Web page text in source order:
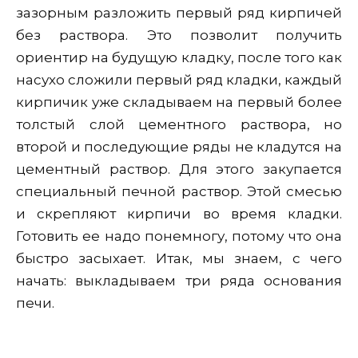
зазорным разложить первый ряд кирпичей
без раствора. Это позволит получить
ориентир на будущую кладку, после того как
насухо сложили первый ряд кладки, каждый
кирпичик уже складываем на первый более
толстый слой цементного раствора, но
второй и последующие ряды не кладутся на
цементный раствор. Для этого закупается
специальный печной раствор. Этой смесью
и скрепляют кирпичи во время кладки.
Готовить ее надо понемногу, потому что она
быстро засыхает. Итак, мы знаем, с чего
начать: выкладываем три ряда основания
печи.